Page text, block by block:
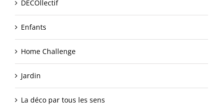
DECOllectif
Enfants
Home Challenge
Jardin
La déco par tous les sens